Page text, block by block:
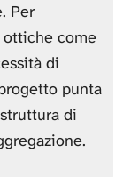
Per
come
di
punta
di